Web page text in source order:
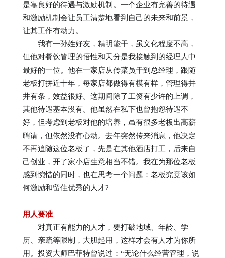
是靠良好的待遇与激励机制。一个企业有完善的待遇
和激励机制会让员工清楚地看到自己的未来和前景，
让其工作有动力。
我有一孙姓好友，精明能干，虽文化程度不高，
但他对餐饮管理的悟性和天分是我接触到的经理人中
最好的一位。他在一家店从传菜员干到总经理，跟随
老板打拼近十年，每家店都做得有模有样，管理得井
井有条，效益很好。这期间除了工资有少许的上调，
其他待遇基本没有。他虽然在私下也曾抱怨待遇不
好，但考虑到老板对他的培养，虽有很多老板出高薪
聘请，但依然没有心动。去年突然传来消息，他决定
不再追随这位老板了，先是在其他酒店打工，后来自
己创业，开了家小店生意相当不错。我在为那位老板
感到惋惜的同时，也在思考一个问题：老板究竟该如
何激励和留住优秀的人才?
用人要准
对真正有能力的人才，要打破地域、年龄、学
历、亲疏等限制，大胆起用，这样才会有人才为你所
用。投资大师巴菲特曾说过：“无论什么经营管理，说